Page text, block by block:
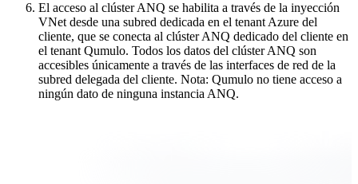
El acceso al clúster ANQ se habilita a través de la inyección
VNet desde una subred dedicada en el tenant Azure del
cliente, que se conecta al clúster ANQ dedicado del cliente en
el tenant Qumulo. Todos los datos del clúster ANQ son
accesibles únicamente a través de las interfaces de red de la
subred delegada del cliente. Nota: Qumulo no tiene acceso a
ningún dato de ninguna instancia ANQ.